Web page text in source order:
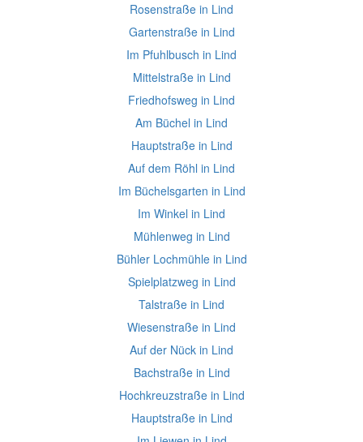
Rosenstraße in Lind
Gartenstraße in Lind
Im Pfuhlbusch in Lind
Mittelstraße in Lind
Friedhofsweg in Lind
Am Büchel in Lind
Hauptstraße in Lind
Auf dem Röhl in Lind
Im Büchelsgarten in Lind
Im Winkel in Lind
Mühlenweg in Lind
Bühler Lochmühle in Lind
Spielplatzweg in Lind
Talstraße in Lind
Wiesenstraße in Lind
Auf der Nück in Lind
Bachstraße in Lind
Hochkreuzstraße in Lind
Hauptstraße in Lind